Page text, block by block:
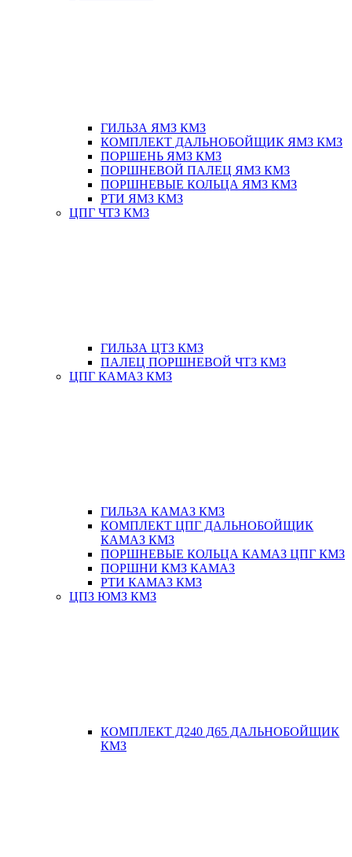
ГИЛЬЗА ЯМЗ КМЗ
КОМПЛЕКТ ДАЛЬНОБОЙЩИК ЯМЗ КМЗ
ПОРШЕНЬ ЯМЗ КМЗ
ПОРШНЕВОЙ ПАЛЕЦ ЯМЗ КМЗ
ПОРШНЕВЫЕ КОЛЬЦА ЯМЗ КМЗ
РТИ ЯМЗ КМЗ
ЦПГ ЧТЗ КМЗ
ГИЛЬЗА ЦТЗ КМЗ
ПАЛЕЦ ПОРШНЕВОЙ ЧТЗ КМЗ
ЦПГ КАМАЗ КМЗ
ГИЛЬЗА КАМАЗ КМЗ
КОМПЛЕКТ ЦПГ ДАЛЬНОБОЙЩИК
КАМАЗ КМЗ
ПОРШНЕВЫЕ КОЛЬЦА КАМАЗ ЦПГ КМЗ
ПОРШНИ КМЗ КАМАЗ
РТИ КАМАЗ КМЗ
ЦПЗ ЮМЗ КМЗ
КОМПЛЕКТ Д240 Д65 ДАЛЬНОБОЙЩИК
КМЗ